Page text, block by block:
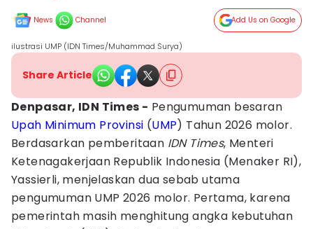
News Channel Add Us on Google
ilustrasi UMP (IDN Times/Muhammad Surya)
Share Article
Denpasar, IDN Times - Pengumuman besaran
Upah Minimum Provinsi (UMP) Tahun 2026 molor.
Berdasarkan pemberitaan IDN Times, Menteri
Ketenagakerjaan Republik Indonesia (Menaker RI),
Yassierli, menjelaskan dua sebab utama
pengumuman UMP 2026 molor. Pertama, karena
pemerintah masih menghitung angka kebutuhan